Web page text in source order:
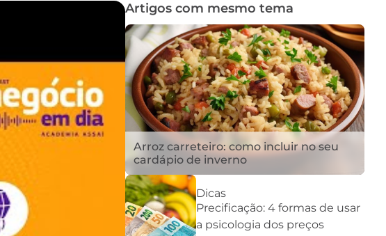
Artigos com mesmo tema
Arroz carreteiro: como incluir no seu
cardápio de inverno
Dicas
Precificação: 4 formas de usar
a psicologia dos preços